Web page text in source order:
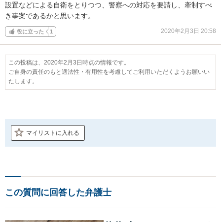
設置などによる自衛をとりつつ、警察への対応を要請し、牽制すべ
き事案であるかと思います。
役に立った 1 2020年2月3日 20:58
この投稿は、2020年2月3日時点の情報です。
ご自身の責任のもと適法性・有用性を考慮してご利用いただくようお願いい
たします。
マイリストに入れる
この質問に回答した弁護士